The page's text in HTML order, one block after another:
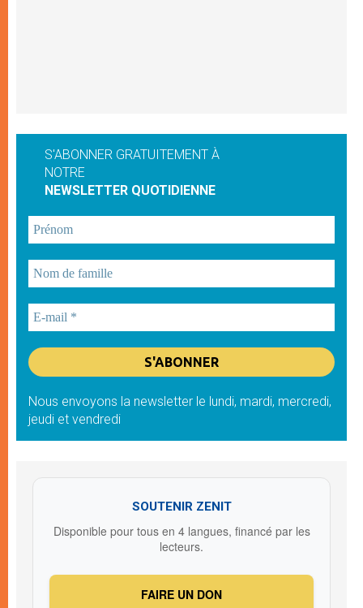
S'ABONNER GRATUITEMENT À
NOTRE
NEWSLETTER QUOTIDIENNE
Nous envoyons la newsletter le lundi, mardi, mercredi,
jeudi et vendredi
SOUTENIR ZENIT
Disponible pour tous en 4 langues, financé par les
lecteurs.
FAIRE UN DON